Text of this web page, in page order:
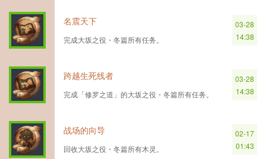
名震天下
完成大坂之役・冬篇所有任务。
03-28
14:38
跨越生死线者
完成「修罗之道」的大坂之役・冬篇所有任务。
03-28
14:38
战场的向导
回收大坂之役・冬篇所有木灵。
02-17
01:43